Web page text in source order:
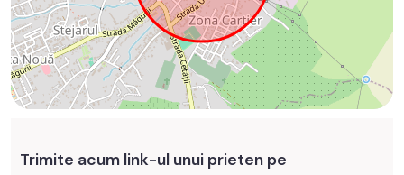
Trimite acum link-ul unui prieten pe